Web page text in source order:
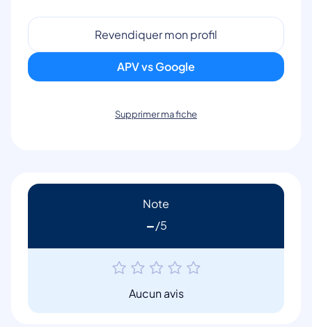
Revendiquer mon profil
APV vs Google
Supprimer ma fiche
Note
-
Aucun avis